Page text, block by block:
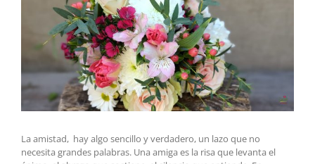
La amistad, hay algo sencillo y verdadero, un lazo que no
necesita grandes palabras. Una amiga es la risa que levanta el